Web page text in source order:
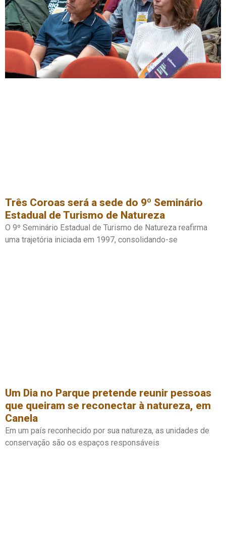
Três Coroas será a sede do 9º Seminário
Estadual de Turismo de Natureza
O 9º Seminário Estadual de Turismo de Natureza reafirma
uma trajetória iniciada em 1997, consolidando-se
Um Dia no Parque pretende reunir pessoas
que queiram se reconectar à natureza, em
Canela
Em um país reconhecido por sua natureza, as unidades de
conservação são os espaços responsáveis